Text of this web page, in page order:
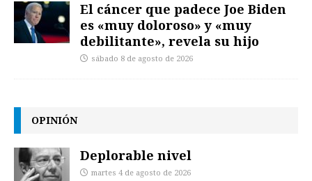
El cáncer que padece Joe Biden
es «muy doloroso» y «muy
debilitante», revela su hijo
sábado 8 de agosto de 2026
OPINIÓN
Deplorable nivel
martes 4 de agosto de 2026